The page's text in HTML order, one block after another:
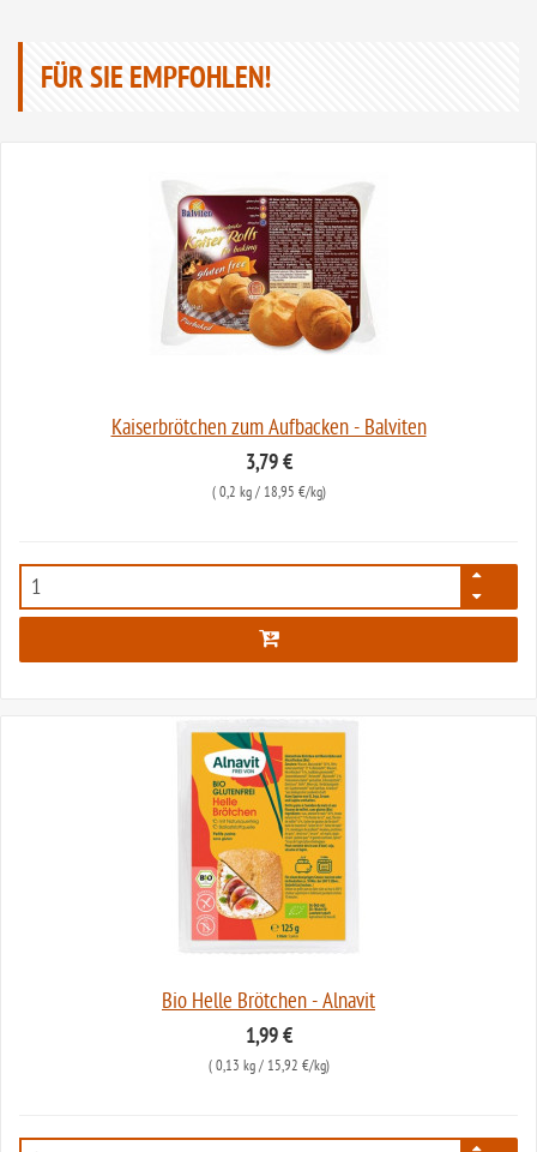
FÜR SIE EMPFOHLEN!
Kaiserbrötchen zum Aufbacken - Balviten
3,79 €
( 0,2 kg/ 18,95 €/kg)
2433
Bio Helle Brötchen - Alnavit
1,99 €
( 0,13 kg/ 15,92 €/kg)